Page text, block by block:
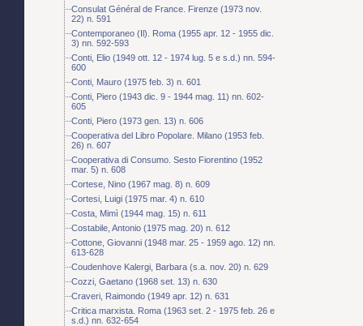
Consulat Général de France. Firenze (1973 nov.
22) n. 591
Contemporaneo (Il). Roma (1955 apr. 12 - 1955 dic.
3) nn. 592-593
Conti, Elio (1949 ott. 12 - 1974 lug. 5 e s.d.) nn. 594-
600
Conti, Mauro (1975 feb. 3) n. 601
Conti, Piero (1943 dic. 9 - 1944 mag. 11) nn. 602-
605
Conti, Piero (1973 gen. 13) n. 606
Cooperativa del Libro Popolare. Milano (1953 feb.
26) n. 607
Cooperativa di Consumo. Sesto Fiorentino (1952
mar. 5) n. 608
Cortese, Nino (1967 mag. 8) n. 609
Cortesi, Luigi (1975 mar. 4) n. 610
Costa, Mimì (1944 mag. 15) n. 611
Costabile, Antonio (1975 mag. 20) n. 612
Cottone, Giovanni (1948 mar. 25 - 1959 ago. 12) nn.
613-628
Coudenhove Kalergi, Barbara (s.a. nov. 20) n. 629
Cozzi, Gaetano (1968 set. 13) n. 630
Craveri, Raimondo (1949 apr. 12) n. 631
Critica marxista. Roma (1963 set. 2 - 1975 feb. 26 e
s.d.) nn. 632-654